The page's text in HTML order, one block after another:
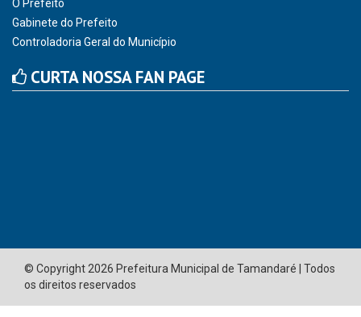
CNPJ: 01.596.018/0001-60
000
Vice Prefeito
O Prefeito
Gabinete do Prefeito
Controladoria Geral do Município